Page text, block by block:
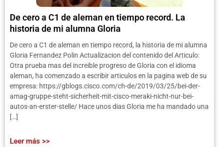
De cero a C1 de aleman en tiempo record. La
historia de mi alumna Gloria
De cero a C1 de aleman en tiempo record, la historia de mi alumna
Gloria Fernandez Polin Actualizacion del contenido del Articulo:
Otra prueba mas del increible progreso de Gloria con el idioma
aleman, ha comenzado a escribir articulos en la pagina web de su
empresa: https://gblogs.cisco.com/ch-de/2019/03/25/bei-der-
amag-gruppe-steht-sicherheit-mit-cisco-meraki-nicht-nur-bei-
autos-an-erster-stelle/ Hace unos dias Gloria me ha mandado una
[…]
Leer más >>